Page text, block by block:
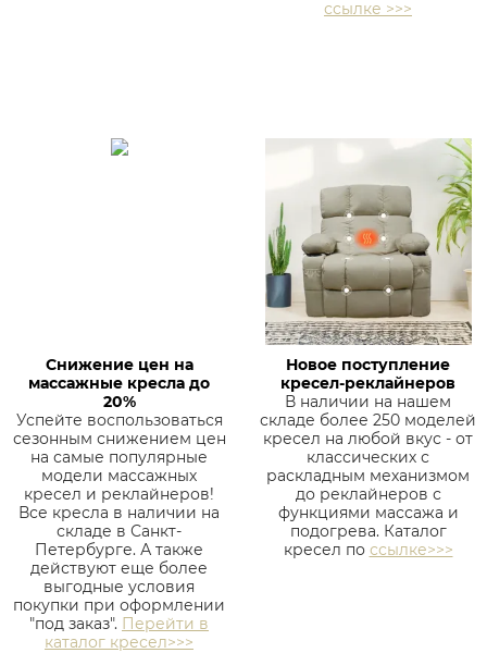
ссылке >>>
Снижение цен на
массажные кресла до
20%
Успейте воспользоваться
сезонным снижением цен
на самые популярные
модели массажных
кресел и реклайнеров!
Все кресла в наличии на
складе в Санкт-
Петербурге. А также
действуют еще более
выгодные условия
покупки при оформлении
"под заказ". Перейти в
каталог кресел>>>
Новое поступление
кресел-реклайнеров
В наличии на нашем
складе более 250 моделей
кресел на любой вкус - от
классических с
раскладным механизмом
до реклайнеров с
функциями массажа и
подогрева. Каталог
кресел по ссылке>>>